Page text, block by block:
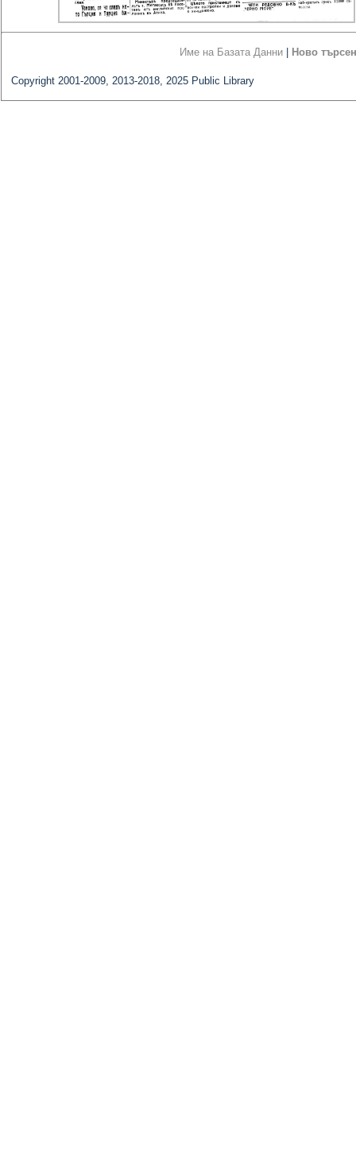
Име на Базата Данни Ново
Copyright 2001-2009, 2013-2018, 2025 Public Library